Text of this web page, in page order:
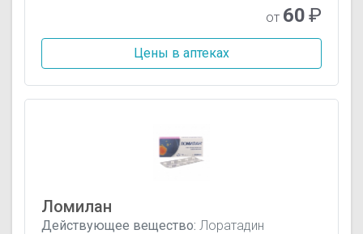
от 60₽
Цены в аптеках
Ломилан
Действующее вещество: Лоратадин